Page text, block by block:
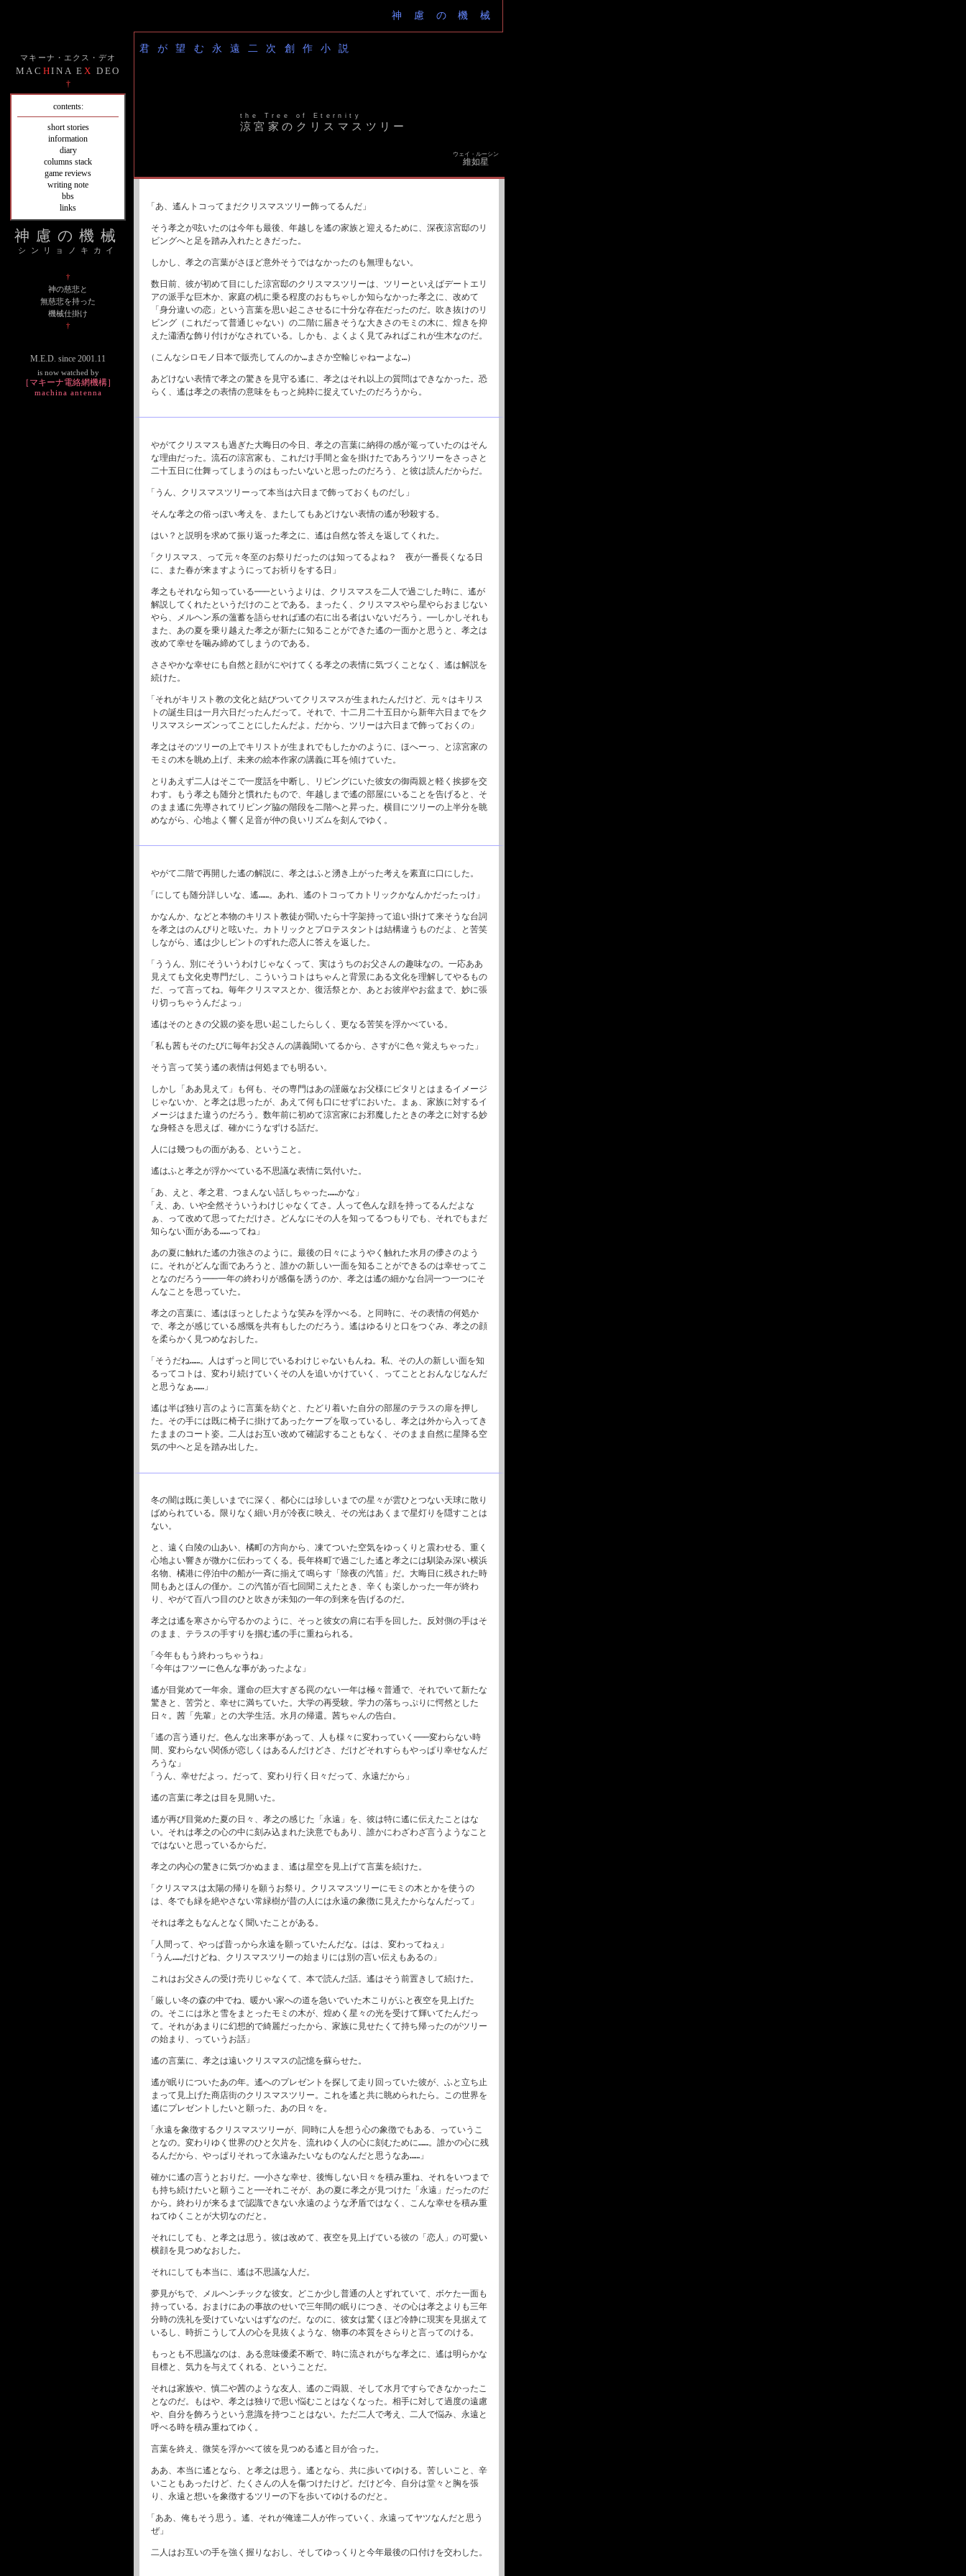
マキーナ・エクス・デオ
MAC HINA E X DEO
†
contents:
short stories
information
diary
columns stack
game reviews
writing note
bbs
links
神慮の機械
シンリョノキカイ
†
神の慈悲と
無慈悲を持った
機械仕掛け
†
M.E.D. since 2001.11
is now watched by
［マキーナ電絡網機構］
machina antenna
神慮の機械
君が望む永遠二次創作小説
涼宮家のクリスマスツリー
the Tree of Eternity
維如星
ウェイ・ルーシン
「あ、遙んトコってまだクリスマスツリー飾ってるんだ」
そう孝之が呟いたのは今年も最後、年越しを遙の家族と迎えるために、深夜涼宮邸のリ
ビングへと足を踏み入れたときだった。
しかし、孝之の言葉がさほど意外そうではなかったのも無理もない。
数日前、彼が初めて目にした涼宮邸のクリスマスツリーは、ツリーといえばデートエリ
アの派手な巨木か、家庭の机に乗る程度のおもちゃしか知らなかった孝之に、改めて
「身分違いの恋」という言葉を思い起こさせるに十分な存在だったのだ。吹き抜けのリ
ビング（これだって普通じゃない）の二階に届きそうな大きさのモミの木に、煌きを抑
えた瀟洒な飾り付けがなされている。しかも、よくよく見てみればこれが生木なのだ。
（こんなシロモノ日本で販売してんのか…まさか空輸じゃねーよな…）
あどけない表情で孝之の驚きを見守る遙に、孝之はそれ以上の質問はできなかった。恐
らく、遙は孝之の表情の意味をもっと純粋に捉えていたのだろうから。
やがてクリスマスも過ぎた大晦日の今日、孝之の言葉に納得の感が篭っていたのはそん
な理由だった。流石の涼宮家も、これだけ手間と金を掛けたであろうツリーをさっさと
二十五日に仕舞ってしまうのはもったいないと思ったのだろう、と彼は読んだからだ。
「うん、クリスマスツリーって本当は六日まで飾っておくものだし」
そんな孝之の俗っぽい考えを、またしてもあどけない表情の遙が秒殺する。
はい？と説明を求めて振り返った孝之に、遙は自然な答えを返してくれた。
「クリスマス、って元々冬至のお祭りだったのは知ってるよね？ 夜が一番長くなる日
に、また春が来ますようにってお祈りをする日」
孝之もそれなら知っている───というよりは、クリスマスを二人で過ごした時に、遙が
解説してくれたというだけのことである。まったく、クリスマスやら星やらおまじない
やら、メルヘン系の薀蓄を語らせれば遙の右に出る者はいないだろう。──しかしそれも
また、あの夏を乗り越えた孝之が新たに知ることができた遙の一面かと思うと、孝之は
改めて幸せを噛み締めてしまうのである。
ささやかな幸せにも自然と顔がにやけてくる孝之の表情に気づくことなく、遙は解説を
続けた。
「それがキリスト教の文化と結びついてクリスマスが生まれたんだけど、元々はキリス
トの誕生日は一月六日だったんだって。それで、十二月二十五日から新年六日までをク
リスマスシーズンってことにしたんだよ。だから、ツリーは六日まで飾っておくの」
孝之はそのツリーの上でキリストが生まれでもしたかのように、ほへーっ、と涼宮家の
モミの木を眺め上げ、未来の絵本作家の講義に耳を傾けていた。
とりあえず二人はそこで一度話を中断し、リビングにいた彼女の御両親と軽く挨拶を交
わす。もう孝之も随分と慣れたもので、年越しまで遙の部屋にいることを告げると、そ
のまま遙に先導されてリビング脇の階段を二階へと昇った。横目にツリーの上半分を眺
めながら、心地よく響く足音が仲の良いリズムを刻んでゆく。
やがて二階で再開した遙の解説に、孝之はふと湧き上がった考えを素直に口にした。
「にしても随分詳しいな、遙……。あれ、遙のトコってカトリックかなんかだったっけ」
かなんか、などと本物のキリスト教徒が聞いたら十字架持って追い掛けて来そうな台詞
を孝之はのんびりと呟いた。カトリックとプロテスタントは結構違うものだよ、と苦笑
しながら、遙は少しピントのずれた恋人に答えを返した。
「ううん、別にそういうわけじゃなくって、実はうちのお父さんの趣味なの。一応ああ
見えても文化史専門だし、こういうコトはちゃんと背景にある文化を理解してやるもの
だ、って言ってね。毎年クリスマスとか、復活祭とか、あとお彼岸やお盆まで、妙に張
り切っちゃうんだよっ」
遙はそのときの父親の姿を思い起こしたらしく、更なる苦笑を浮かべている。
「私も茜もそのたびに毎年お父さんの講義聞いてるから、さすがに色々覚えちゃった」
そう言って笑う遙の表情は何処までも明るい。
しかし「ああ見えて」も何も、その専門はあの謹厳なお父様にピタリとはまるイメージ
じゃないか、と孝之は思ったが、あえて何も口にせずにおいた。まぁ、家族に対するイ
メージはまた違うのだろう。数年前に初めて涼宮家にお邪魔したときの孝之に対する妙
な身軽さを思えば、確かにうなずける話だ。
人には幾つもの面がある、ということ。
遙はふと孝之が浮かべている不思議な表情に気付いた。
「あ、えと、孝之君、つまんない話しちゃった……かな」
「え、あ、いや全然そういうわけじゃなくてさ。人って色んな顔を持ってるんだよな
ぁ、って改めて思ってただけさ。どんなにその人を知ってるつもりでも、それでもまだ
知らない面がある……ってね」
あの夏に触れた遙の力強さのように。最後の日々にようやく触れた水月の儚さのよう
に。それがどんな面であろうと、誰かの新しい一面を知ることができるのは幸せってこ
となのだろう───一年の終わりが感傷を誘うのか、孝之は遙の細かな台詞一つ一つにそ
んなことを思っていた。
孝之の言葉に、遙はほっとしたような笑みを浮かべる。と同時に、その表情の何処か
で、孝之が感じている感慨を共有もしたのだろう。遙はゆるりと口をつぐみ、孝之の顔
を柔らかく見つめなおした。
「そうだね……。人はずっと同じでいるわけじゃないもんね。私、その人の新しい面を知
るってコトは、変わり続けていくその人を追いかけていく、ってこととおんなじなんだ
と思うなぁ……」
遙は半ば独り言のように言葉を紡ぐと、たどり着いた自分の部屋のテラスの扉を押し
た。その手には既に椅子に掛けてあったケープを取っているし、孝之は外から入ってき
たままのコート姿。二人はお互い改めて確認することもなく、そのまま自然に星降る空
気の中へと足を踏み出した。
冬の闇は既に美しいまでに深く、都心には珍しいまでの星々が雲ひとつない天球に散り
ばめられている。限りなく細い月が冷夜に映え、その光はあくまで星灯りを隠すことは
ない。
と、遠く白陵の山あい、橘町の方向から、凍てついた空気をゆっくりと震わせる、重く
心地よい響きが微かに伝わってくる。長年柊町で過ごした遙と孝之には馴染み深い横浜
名物、橘港に停泊中の船が一斉に揃えて鳴らす「除夜の汽笛」だ。大晦日に残された時
間もあとほんの僅か。この汽笛が百七回聞こえたとき、辛くも楽しかった一年が終わ
り、やがて百八つ目のひと吹きが未知の一年の到来を告げるのだ。
孝之は遙を寒さから守るかのように、そっと彼女の肩に右手を回した。反対側の手はそ
のまま、テラスの手すりを掴む遙の手に重ねられる。
「今年ももう終わっちゃうね」
「今年はフツーに色んな事があったよな」
遙が目覚めて一年余。運命の巨大すぎる罠のない一年は極々普通で、それでいて新たな
驚きと、苦労と、幸せに満ちていた。大学の再受験。学力の落ちっぷりに愕然とした
日々。茜「先輩」との大学生活。水月の帰還。茜ちゃんの告白。
「遙の言う通りだ。色んな出来事があって、人も様々に変わっていく───変わらない時
間、変わらない関係が恋しくはあるんだけどさ、だけどそれすらもやっぱり幸せなんだ
ろうな」
「うん、幸せだよっ。だって、変わり行く日々だって、永遠だから」
遙の言葉に孝之は目を見開いた。
遙が再び目覚めた夏の日々、孝之の感じた「永遠」を、彼は特に遙に伝えたことはな
い。それは孝之の心の中に刻み込まれた決意でもあり、誰かにわざわざ言うようなこと
ではないと思っているからだ。
孝之の内心の驚きに気づかぬまま、遙は星空を見上げて言葉を続けた。
「クリスマスは太陽の帰りを願うお祭り。クリスマスツリーにモミの木とかを使うの
は、冬でも緑を絶やさない常緑樹が昔の人には永遠の象徴に見えたからなんだって」
それは孝之もなんとなく聞いたことがある。
「人間って、やっぱ昔っから永遠を願っていたんだな。はは、変わってねぇ」
「うん……だけどね、クリスマスツリーの始まりには別の言い伝えもあるの」
これはお父さんの受け売りじゃなくて、本で読んだ話。遙はそう前置きして続けた。
「厳しい冬の森の中でね、暖かい家への道を急いでいた木こりがふと夜空を見上げた
の。そこには氷と雪をまとったモミの木が、煌めく星々の光を受けて輝いてたんだっ
て。それがあまりに幻想的で綺麗だったから、家族に見せたくて持ち帰ったのがツリー
の始まり、っていうお話」
遙の言葉に、孝之は遠いクリスマスの記憶を蘇らせた。
遙が眠りについたあの年。遙へのプレゼントを探して走り回っていた彼が、ふと立ち止
まって見上げた商店街のクリスマスツリー。これを遙と共に眺められたら。この世界を
遙にプレゼントしたいと願った、あの日々を。
「永遠を象徴するクリスマスツリーが、同時に人を想う心の象徴でもある、っていうこ
となの。変わりゆく世界のひと欠片を、流れゆく人の心に刻むために……。誰かの心に残
るんだから、やっぱりそれって永遠みたいなものなんだと思うなあ……」
確かに遙の言うとおりだ。──小さな幸せ、後悔しない日々を積み重ね、それをいつまで
も持ち続けたいと願うこと──それこそが、あの夏に孝之が見つけた「永遠」だったのだ
から。終わりが来るまで認識できない永遠のような矛盾ではなく、こんな幸せを積み重
ねてゆくことが大切なのだと。
それにしても、と孝之は思う。彼は改めて、夜空を見上げている彼の「恋人」の可愛い
横顔を見つめなおした。
それにしても本当に、遙は不思議な人だ。
夢見がちで、メルヘンチックな彼女。どこか少し普通の人とずれていて、ボケた一面も
持っている。おまけにあの事故のせいで三年間の眠りにつき、その心は孝之よりも三年
分時の洗礼を受けていないはずなのだ。なのに、彼女は驚くほど冷静に現実を見据えて
いるし、時折こうして人の心を見抜くような、物事の本質をさらりと言ってのける。
もっとも不思議なのは、ある意味優柔不断で、時に流されがちな孝之に、遙は明らかな
目標と、気力を与えてくれる、ということだ。
それは家族や、慎二や茜のような友人、遙のご両親、そして水月ですらできなかったこ
となのだ。もはや、孝之は独りで思い悩むことはなくなった。相手に対して過度の遠慮
や、自分を飾ろうという意識を持つことはない。ただ二人で考え、二人で悩み、永遠と
呼べる時を積み重ねてゆく。
言葉を終え、微笑を浮かべて彼を見つめる遙と目が合った。
ああ、本当に遙となら、と孝之は思う。遙となら、共に歩いてゆける。苦しいこと、辛
いこともあったけど、たくさんの人を傷つけたけど。だけど今、自分は堂々と胸を張
り、永遠と想いを象徴するツリーの下を歩いてゆけるのだと。
「ああ、俺もそう思う。遙、それが俺達二人が作っていく、永遠ってヤツなんだと思う
ぜ」
二人はお互いの手を強く握りなおし、そしてゆっくりと今年最後の口付けを交わした。